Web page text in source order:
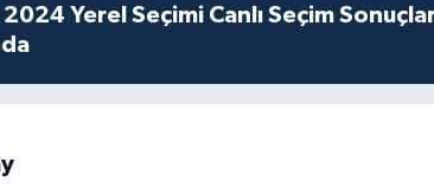
Yerel Seçimi Canlı Seçim